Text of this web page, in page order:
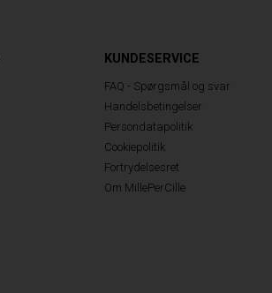
KUNDESERVICE
FAQ - Spørgsmål og svar
Handelsbetingelser
Persondatapolitik
Cookiepolitik
Fortrydelsesret
Om MillePerCille